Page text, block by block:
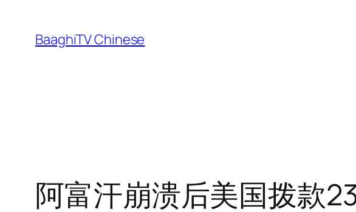
content
BaaghiTV Chinese
阿富汗崩溃后美国拨款